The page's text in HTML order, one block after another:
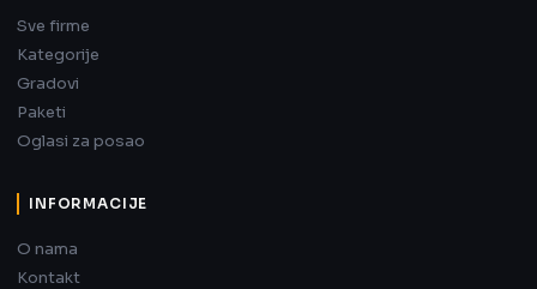
Sve firme
Kategorije
Gradovi
Paketi
Oglasi za posao
INFORMACIJE
O nama
Kontakt